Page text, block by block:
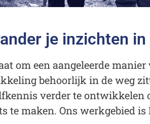
je inzichten
om een aangeleerde
behoorlijk in de weg
verder te ontwikkelen
te maken. Ons werkgebied